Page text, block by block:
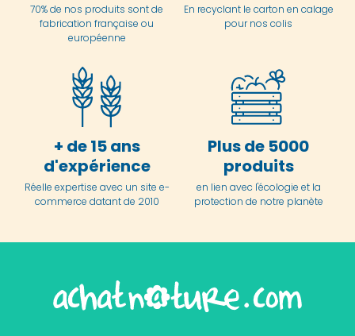
70% de nos produits sont de
fabrication française ou
européenne
En recyclant le carton en calage
pour nos colis
+ de 15 ans
d'expérience
Réelle expertise avec un site e-
commerce datant de 2010
Plus de 5000
produits
en lien avec l'écologie et la
protection de notre planète